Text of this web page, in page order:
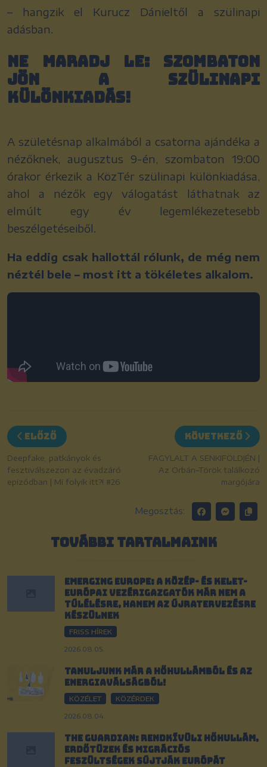
– hangzik el Kurucz Dánieltől a szülinapi
adásban.
Ne maradj le: szombaton
jön a szülinapi
különkiadás!
A születésnap alkalmából a csatorna ajándéka a
nézőknek, augusztus 9-én, szombaton 19:00
órakor érkezik a KözTér szülinapi különkiadása,
ahol a nézők egy válogatást láthatnak az
elmúlt egy év legemlékezetesebb
beszélgetéseiből.
Ha eddig csak hallottál rólunk, de még nem
néztél bele – most itt a tökéletes alkalom.
Előző Következő
Deepfake, patkányok és
fesztiválszezon az évadzáró
epizódban | Mi folyik itt?! #26
FAGYLALT A SENKIFÖLDJÉN |
Az Orbán–Török találkozó
margójára
Megosztás:
TOVÁBBI TARTALMAINK
Emerging Europe: A közép- és kelet-
európai vezérigazgatók már nem a
túlélésre, hanem az újratervezésre
készülnek
FRISS HÍREK
2026.08.05.
Tanuljunk már a hőhullámból és az
energiaválságból!
KÖZÉLET KÖZÉRDEK
2026.08.04.
The Guardian: Rendkívüli hőhullám,
erdőtüzek és migrációs
feszültségek sújtják Európát